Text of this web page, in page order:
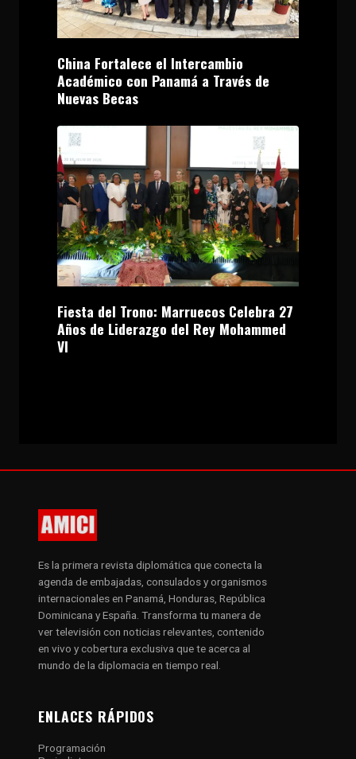
China Fortalece el Intercambio
Académico con Panamá a Través de
Nuevas Becas
Fiesta del Trono: Marruecos Celebra 27
Años de Liderazgo del Rey Mohammed
VI
Es la primera revista diplomática que conecta la
agenda de embajadas, consulados y organismos
internacionales en Panamá, Honduras, República
Dominicana y España. Transforma tu manera de
ver televisión con noticias relevantes, contenido
en vivo y cobertura exclusiva que te acerca al
mundo de la diplomacia en tiempo real.
ENLACES RÁPIDOS
Programación